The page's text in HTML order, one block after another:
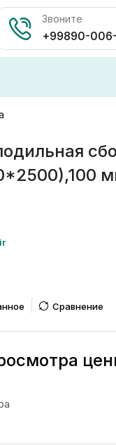
Звоните
+99890-
Сравнение